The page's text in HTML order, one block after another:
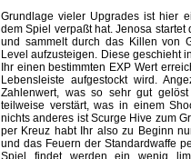
Grundlage vieler Upgrades ist hier
dem Spiel verpaßt hat. Jenosa
und sammelt durch das Killen von
Level aufzusteigen. Diese geschieht
Ihr einen bestimmten EXP Wert
Lebensleiste aufgestockt wird.
Zahlenwert, was so sehr gut
teilweise verstärt, was in einem
nichts anderes ist Scurge Hive zum
per Kreuz habt Ihr also zu Beginn
und das Feuern der Standardwaffe
Spiel findet werden ein wenig